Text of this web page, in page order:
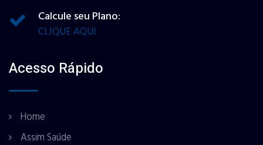
Calcule seu Plano:
CLIQUE AQUI
Acesso Rápido
Home
Assim Saúde